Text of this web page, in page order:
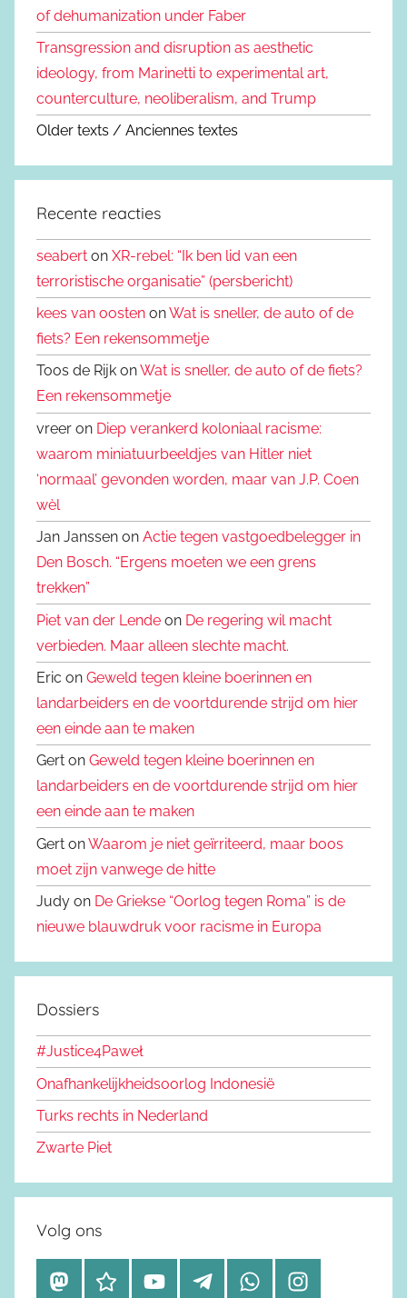
of dehumanization under Faber
Transgression and disruption as aesthetic
ideology, from Marinetti to experimental art,
counterculture, neoliberalism, and Trump
Older texts / Anciennes textes
Recente reacties
seabert on XR-rebel: “Ik ben lid van een
terroristische organisatie” (persbericht)
kees van oosten onWat is sneller, de auto of de
fiets? Een rekensommetje
Toos de Rijk onWat is sneller, de auto of de fiets?
Een rekensommetje
vreer on Diep verankerd koloniaal racisme:
waarom miniatuurbeeldjes van Hitler niet
‘normaal’ gevonden worden, maar van J.P. Coen
wèl
Jan Janssen on Actie tegen vastgoedbelegger in
Den Bosch. “Ergens moeten we een grens
trekken”
Piet van der Lende on De regering wil macht
verbieden. Maar alleen slechte macht.
Eric on Geweld tegen kleine boerinnen en
landarbeiders en de voortdurende strijd om hier
een einde aan te maken
Gert on Geweld tegen kleine boerinnen en
landarbeiders en de voortdurende strijd om hier
een einde aan te maken
Gert onWaarom je niet geïrriteerd, maar boos
moet zijn vanwege de hitte
Judy on De Griekse “Oorlog tegen Roma” is de
nieuwe blauwdruk voor racisme in Europa
Dossiers
#Justice4Paweł
Onafhankelijkheidsoorlog Indonesië
Turks rechts in Nederland
Zwarte Piet
Volg ons
M
B
Y
T
W
I